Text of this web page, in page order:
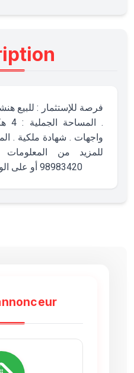
فرصة للإستثمار : للبيع
للمزيد من
98983420 أو على الواتساب 98983420 (+216)